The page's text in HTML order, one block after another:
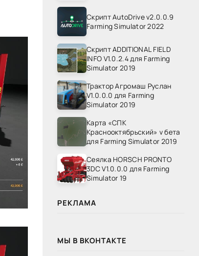
Скрипт AutoDrive v2.0.0.9
Farming Simulator 2022
Скрипт ADDITIONAL FIELD
INFO V1.0.2.4 для Farming
Simulator 2019
Трактор Агромаш Руслан
V1.0.0.0 для Farming
Simulator 2019
Карта «СПК
Краснооктябрьский» v бета
для Farming Simulator 2019
Сеялка HORSCH PRONTO
3DC V1.0.0.0 для Farming
Simulator 19
РЕКЛАМА
МЫ В ВКОНТАКТЕ